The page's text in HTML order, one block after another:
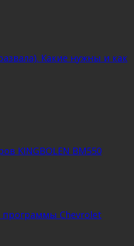
Какие нужны и как
KINGBOLEN BM550
программы Chevrolet